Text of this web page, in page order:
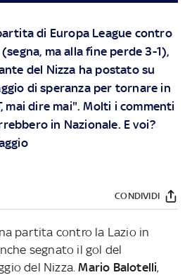
di Europa League contro
ma alla fine perde 3-1),
del Nizza ha postato su
di speranza per tornare in
mai dire mai". Molti i commenti
in Nazionale. E voi?
CONDIVIDI
partita contro la Lazio in
segnato il gol del
del Nizza.Mario Balotelli,